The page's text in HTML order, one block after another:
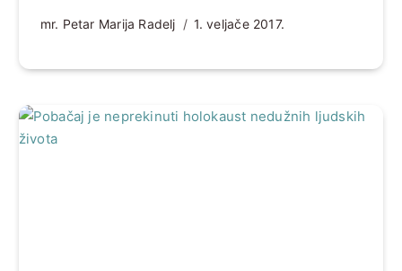
mr. Petar Marija Radelj 1. veljače 2017.